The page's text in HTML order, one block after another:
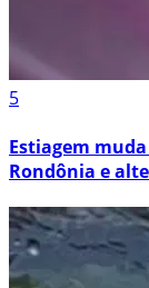
5
Estiagem
Rondônia e